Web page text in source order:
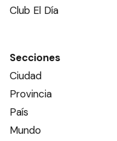
Club El Día
Secciones
Ciudad
Provincia
País
Mundo